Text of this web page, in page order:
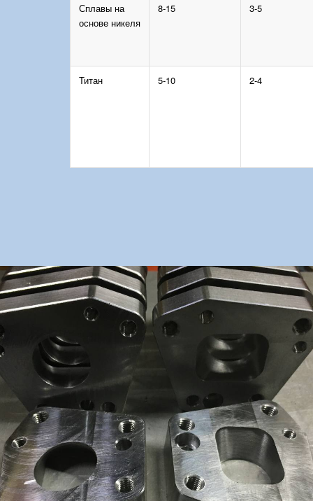
Сплавы на
основе никеля
8-15 3-5
Титан 5-10 2-4